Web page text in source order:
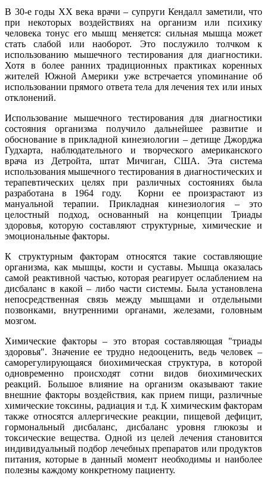
В 30-е годы ХХ века врачи – супруги Кендалл заметили, что
при некоторых воздействиях на организм или психику
человека тонус его мышц меняется: сильная мышца может
стать слабой или наоборот. Это послужило толчком к
использованию мышечного тестирования для диагностики.
Хотя в более ранних традиционных практиках коренных
жителей Южной Америки уже встречается упоминание об
использовании прямого ответа тела для лечения тех или иных
отклонений.
Использование мышечного тестирования для диагностики
состояния организма получило дальнейшее развитие и
обоснование в прикладной кинезиологии – детище Джорджа
Гудхарта, наблюдательного и творческого американского
врача из Детройта, штат Мичиган, США. Эта система
использования мышечного тестирования в диагностических и
терапевтических целях при различных состояниях была
разработана в 1964 году. Корни ее произрастают из
мануальной терапии. Прикладная кинезиология – это
целостный подход, основанный на концепции Триады
здоровья, которую составляют структурные, химические и
эмоциональные факторы.
К структурным факторам относятся такие составляющие
организма, как мышцы, кости и суставы. Мышца оказалась
самой реактивной частью, которая реагирует ослаблением на
дисбаланс в какой – либо части системы. Была установлена
непосредственная связь между мышцами и отдельными
позвонками, внутренними органами, железами, головным
мозгом.
Химические факторы – это вторая составляющая "триады
здоровья". Значение ее трудно недооценить, ведь человек –
саморегулирующаяся биохимическая структура, в которой
одновременно происходят сотни видов биохимических
реакций. Большое влияние на организм оказывают такие
внешние факторы воздействия, как прием пищи, различные
химические токсины, радиация и т.д. К химическим факторам
также относятся аллергические реакции, пищевой дефицит,
гормональный дисбаланс, дисбаланс уровня глюкозы и
токсические вещества. Одной из целей лечения становится
индивидуальный подбор лечебных препаратов или продуктов
питания, которые в данный момент необходимы и наиболее
полезны каждому конкретному пациенту.